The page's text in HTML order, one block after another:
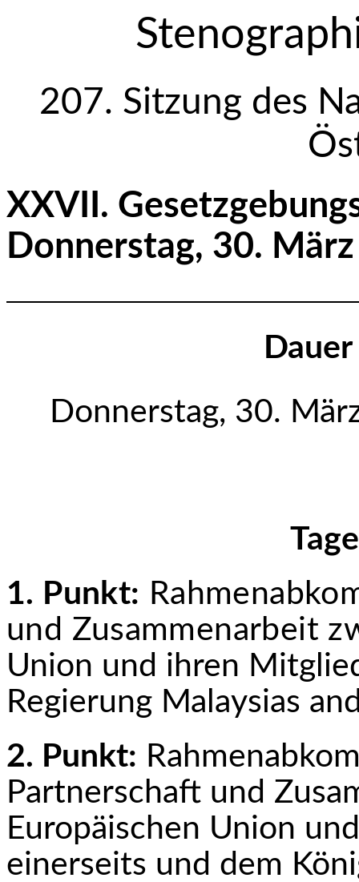
207. Sitzung des
XXVII.
Donnerstag, 30.
Donnerstag, 30.
1. Punkt:
und Zusammenarbeit
Union und ihren
Regierung Malaysias
2. Punkt:
Partnerschaft und
Europäischen Union
einerseits und dem